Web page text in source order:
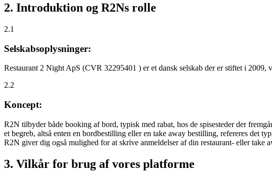
2. Introduktion og R2Ns rolle
2.1
Selskabsoplysninger:
Restaurant 2 Night ApS (CVR 32295401 ) er et dansk selskab der er stiftet i 2009,
2.2
Koncept:
R2N tilbyder både booking af bord, typisk med rabat, hos de spisesteder der
et begreb, altså enten en bordbestilling eller en take away bestilling, refereres det
R2N giver dig også mulighed for at skrive anmeldelser af din restaurant- eller take
3. Vilkår for brug af vores platforme